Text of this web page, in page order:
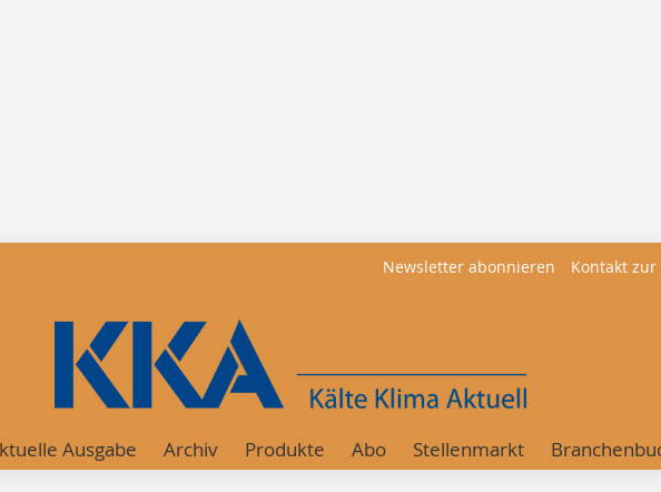
Newsletter abonnieren Kontakt zur
Ausgabe Archiv Produkte Abo Stellenmarkt